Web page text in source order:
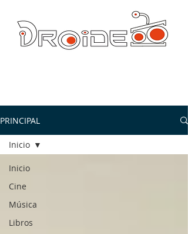
PRINCIPAL
Inicio
Cine
Música
Libros
Inicio